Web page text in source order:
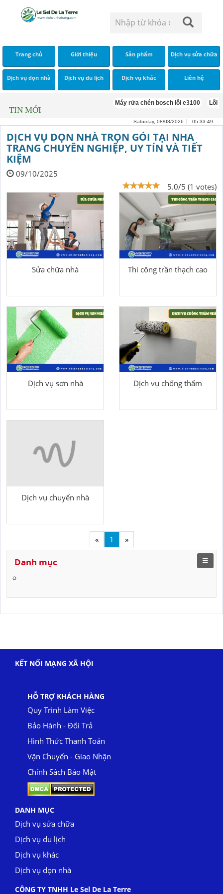
Trang chủ Giới thiệu Sản phẩm Dịch vụ sửa chữa
Dịch vụ dọn nhà Dịch vụ du lịch Dịch vụ khác Liên hệ
TIN MỚI
Máy rửa chén bosch lỗi e3100 Lỗi
Saturday, 08/08/2026 05:33:49
DỊCH VỤ DỌN NHÀ TRỌN GÓI TẠI NHA
TRANG CHUYÊN NGHIỆP, UY TÍN VÀ TIẾT
KIỆM
09/10/2025
5.0/5 (1 votes)
Sửa chữa nhà Thi công trần thạch cao
Dịch vụ sơn nhà Dịch vụ chống thấm
Dịch vụ chuyển nhà
« 1 »
Danh mục
KẾT NỐI MẠNG XÃ HỘI
HỖ TRỢ KHÁCH HÀNG
Quy Trình Làm Việc
Bảo Hành - Đổi Trả
Hình Thức Thanh Toán
Vận Chuyển - Giao Nhận
Chính Sách Bảo Mật
DANH MỤC
Dịch vụ sửa chữa
Dịch vụ du lịch
Dịch vụ khác
Dịch vụ dọn nhà
CÔNG TY TNHH Le Sel De La Terre